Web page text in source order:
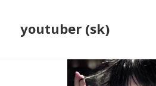
youtuber (sk)